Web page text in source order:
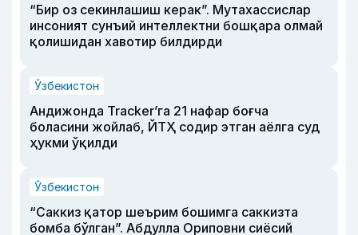
“Бир оз секинлашиш керак”. Мутахассислар
инсоният сунъий интеллектни бошқара олмай
қолишидан хавотир билдирди
Ўзбекистон
Андижонда Tracker’га 21 нафар боғча
боласини жойлаб, ЙТҲ содир этган аёлга суд
ҳукми ўқилди
Ўзбекистон
“Саккиз қатор шеърим бошимга саккизта
бомба бўлган”. Абдулла Ориповни сиёсий